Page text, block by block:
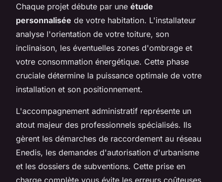
Chaque projet débute par une étude
personnalisée de votre habitation. L'installateur
analyse l'orientation de votre toiture, son
inclinaison, les éventuelles zones d'ombrage et
votre consommation énergétique. Cette phase
cruciale détermine la puissance optimale de votre
installation et son positionnement.
L'accompagnement administratif représente un
atout majeur des professionnels spécialisés. Ils
gèrent les démarches de raccordement au réseau
Enedis, les demandes d'autorisation d'urbanisme
et les dossiers de subventions. Cette prise en
charge complète vous évite les erreurs coûteuses